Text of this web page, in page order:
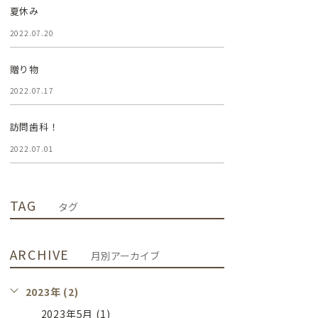
夏休み
2022.07.20
贈り物
2022.07.17
訪問歯科！
2022.07.01
TAG タグ
ARCHIVE 月別アーカイブ
2023年 (2)
2023年5月 (1)